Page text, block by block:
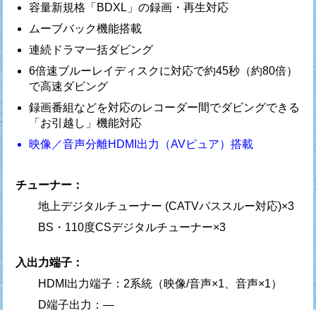
容量新規格「BDXL」の録画・再生対応
ムーブバック機能搭載
連続ドラマ一括ダビング
6倍速ブルーレイディスクに対応で約45秒（約80倍）
で高速ダビング
録画番組などを対応のレコーダー間でダビングできる
「お引越し」機能対応
映像／音声分離HDMI出力（AVピュア）搭載
チューナー：
地上デジタルチューナー (CATVパススルー対応)×3
BS・110度CSデジタルチューナー×3
入出力端子：
HDMI出力端子：2系統（映像/音声×1、音声×1）
D端子出力：—